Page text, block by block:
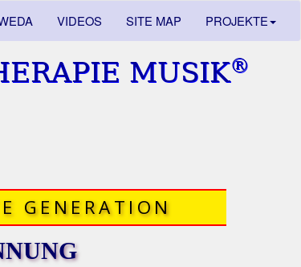
VIDEOS SITE MAP PROJEKTE
MUSIK®
GENERATION